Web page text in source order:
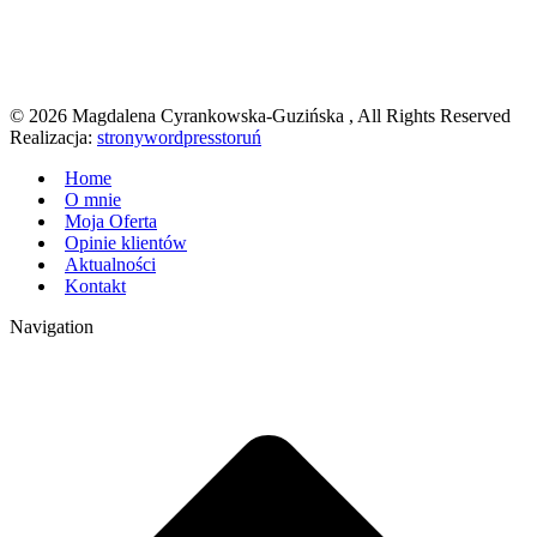
© 2026 Magdalena Cyrankowska-Guzińska , All Rights Reserved
Realizacja: stronywordpresstoruń
Home
O mnie
Moja Oferta
Opinie klientów
Aktualności
Kontakt
Navigation